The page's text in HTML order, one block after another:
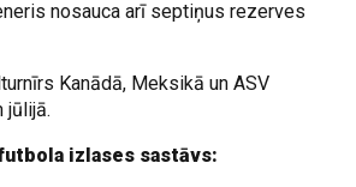
nosauca arī septiņus rezerves
Kanādā, Meksikā un ASV
jūlijā.
izlases sastāvs: